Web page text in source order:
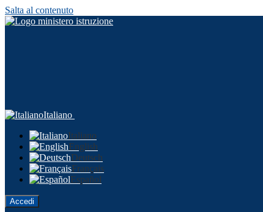
Salta al contenuto
Italiano
Italiano
English
Deutsch
Français
Español
Accedi